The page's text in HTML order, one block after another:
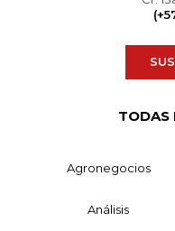
TODAS
Agronegocios
Análisis